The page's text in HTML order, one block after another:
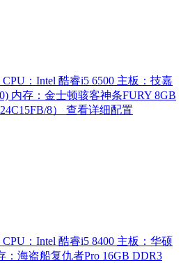
CPU：Intel 酷睿i5 6500 主板：技嘉
内存：金士顿骇客神条FURY 8GB
8）
查看详细配置
CPU：Intel 酷睿i5 8400 主板：华硕
：海盗船复仇者Pro 16GB DDR3